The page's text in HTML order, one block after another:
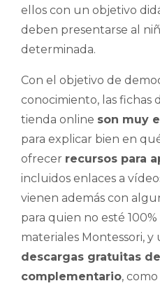
ellos con un objetivo
deben presentarse al
determinada.
Con el objetivo de
conocimiento, las fichas
tienda online son muy
para explicar bien en
ofrecer recursos para
incluidos enlaces a
vienen además con
para quien no esté
materiales Montessori, y
descargas gratuitas
complementario,